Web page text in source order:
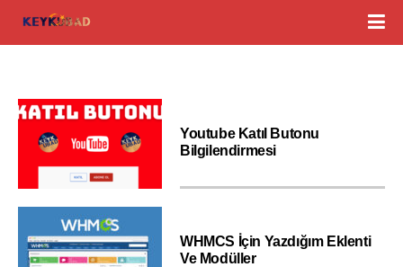
Youtube Katıl Butonu
Bilgilendirmesi
WHMCS İçin Yazdığım Eklenti
Ve Modüller